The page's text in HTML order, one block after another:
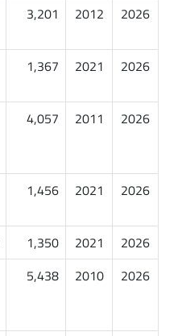
3,201 2012 2026
1,367 2021 2026
4,057 2011 2026
1,456 2021 2026
1,350 2021
2026
5,438 2010 2026